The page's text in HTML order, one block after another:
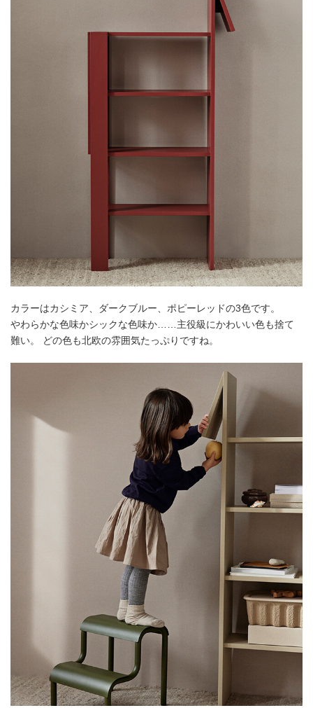
カラーはカシミア、ダークブルー、ポピーレッドの3色です。
やわらかな色味かシックな色味か……主役級にかわいい色も捨て
難い。 どの色も北欧の雰囲気たっぷりですね。